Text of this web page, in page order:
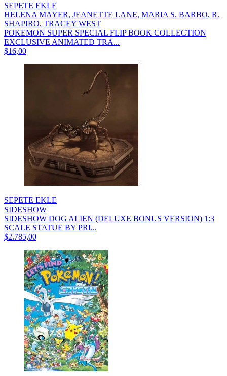
SEPETE EKLE
HELENA MAYER, JEANETTE LANE, MARIA S. BARBO, R.
SHAPIRO, TRACEY WEST
POKEMON SUPER SPECIAL FLIP BOOK COLLECTION
EXCLUSIVE ANIMATED TRA...
$16,00
SEPETE EKLE
SIDESHOW
SIDESHOW DOG ALIEN (DELUXE BONUS VERSION) 1:3
SCALE STATUE BY PRI...
$2.785,00